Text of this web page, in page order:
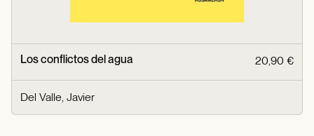
Los conflictos del agua 20,90 €
Del Valle, Javier